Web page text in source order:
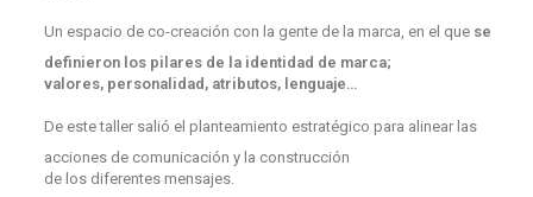
Un espacio de co-creación con la gente de la marca, en el que se
definieron los pilares de la identidad de marca;
valores, personalidad, atributos, lenguaje…
De este taller salió el planteamiento estratégico para alinear las
acciones de comunicación y la construcción
de los diferentes mensajes.